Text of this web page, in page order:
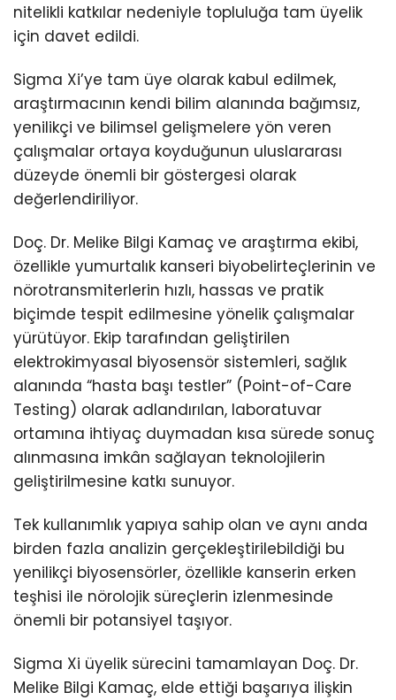
nitelikli katkılar nedeniyle topluluğa tam üyelik
için davet edildi.
Sigma Xi’ye tam üye olarak kabul edilmek,
araştırmacının kendi bilim alanında bağımsız,
yenilikçi ve bilimsel gelişmelere yön veren
çalışmalar ortaya koyduğunun uluslararası
düzeyde önemli bir göstergesi olarak
değerlendiriliyor.
Doç. Dr. Melike Bilgi Kamaç ve araştırma ekibi,
özellikle yumurtalık kanseri biyobelirteçlerinin ve
nörotransmiterlerin hızlı, hassas ve pratik
biçimde tespit edilmesine yönelik çalışmalar
yürütüyor. Ekip tarafından geliştirilen
elektrokimyasal biyosensör sistemleri, sağlık
alanında “hasta başı testler” (Point-of-Care
Testing) olarak adlandırılan, laboratuvar
ortamına ihtiyaç duymadan kısa sürede sonuç
alınmasına imkân sağlayan teknolojilerin
geliştirilmesine katkı sunuyor.
Tek kullanımlık yapıya sahip olan ve aynı anda
birden fazla analizin gerçekleştirilebildiği bu
yenilikçi biyosensörler, özellikle kanserin erken
teşhisi ile nörolojik süreçlerin izlenmesinde
önemli bir potansiyel taşıyor.
Sigma Xi üyelik sürecini tamamlayan Doç. Dr.
Melike Bilgi Kamaç, elde ettiği başarıya ilişkin